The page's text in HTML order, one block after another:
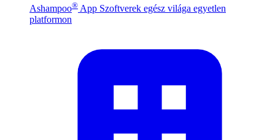
Ashampoo® App Szoftverek egész világa egyetlen
platformon